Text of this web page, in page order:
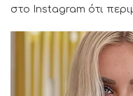
στο Instagram ότι